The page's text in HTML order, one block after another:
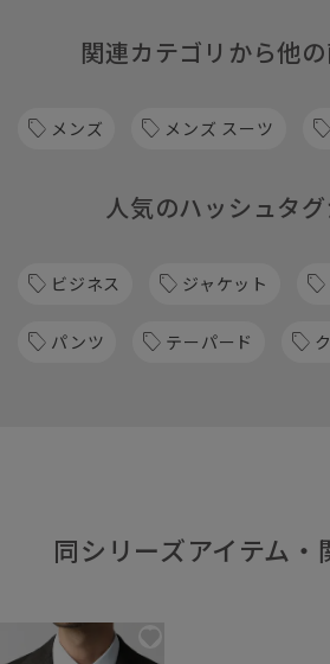
関連カテゴリから他
メンズ メンズ スーツ
人気のハッシュタ
ビジネス ジャケット
パンツ テーパード
同シリーズアイテム・